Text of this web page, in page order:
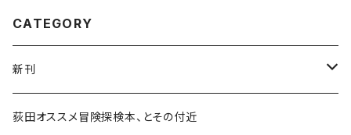
CATEGORY
新刊
和書
荻田オススメ冒険探検本、とその付近